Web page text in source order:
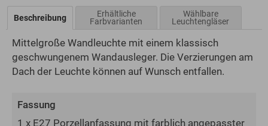
Beschreibung
Erhältliche
Farbvarianten
Wählbare
Leuchtengläser
Mittelgroße Wandleuchte mit einem klassisch
geschwungenem Wandausleger. Die Verzierungen am
Dach der Leuchte können auf Wunsch entfallen.
Fassung
1 x E27 Porzellanfassung mit farblich angepasster